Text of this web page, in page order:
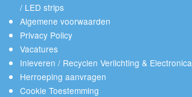
/ LED strips
Algemene voorwaarden
Privacy Policy
Vacatures
Inleveren / Recyclen Verlichting & Electronica
Herroeping aanvragen
Cookie Toestemming